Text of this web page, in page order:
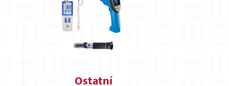
Ostatní